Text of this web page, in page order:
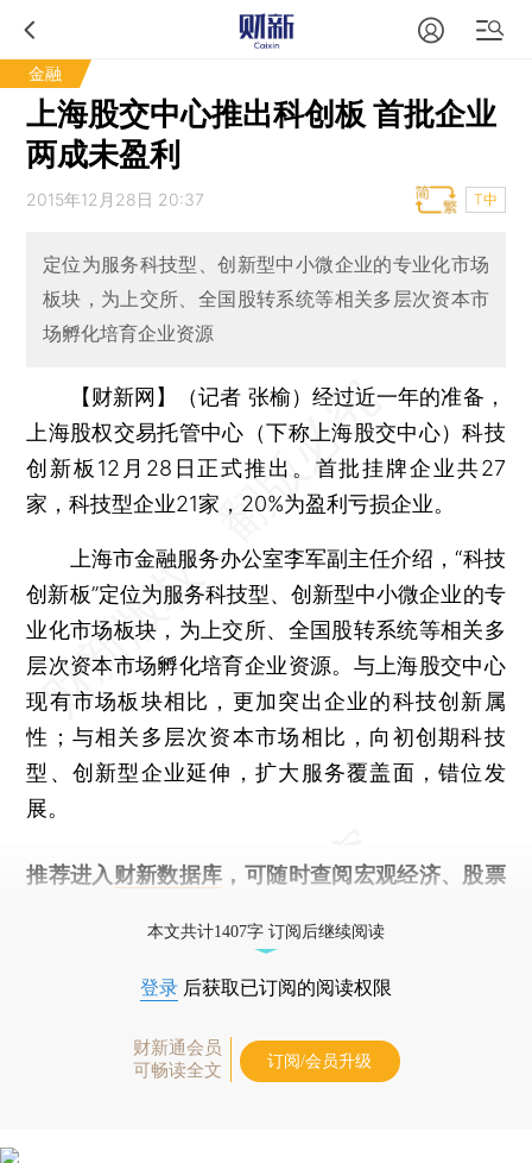
金融
上海股交中心推出科创板 首批企业
两成未盈利
2015年12月28日 20:37 T中
定位为服务科技型、创新型中小微企业的专业化市场
板块，为上交所、全国股转系统等相关多层次资本市
场孵化培育企业资源
【财新网】（记者 张榆） 经过近一年的准备，
上海股权交易托管中心（下称上海股交中心）科技
创新板12月28日正式推出。首批挂牌企业共27
家，科技型企业21家，20%为盈利亏损企业。
上海市金融服务办公室李军副主任介绍，“科技
创新板”定位为服务科技型、创新型中小微企业的专
业化市场板块，为上交所、全国股转系统等相关多
层次资本市场孵化培育企业资源。与上海股交中心
现有市场板块相比，更加突出企业的科技创新属
性；与相关多层次资本市场相比，向初创期科技
型、创新型企业延伸，扩大服务覆盖面，错位发
展。
推荐进入 财新数据库 ，可随时查阅宏观经济、股票
本文共计1407字 订阅后继续阅读
登录 后获取已订阅的阅读权限
财新通会员
可畅读全文
订阅/会员升级